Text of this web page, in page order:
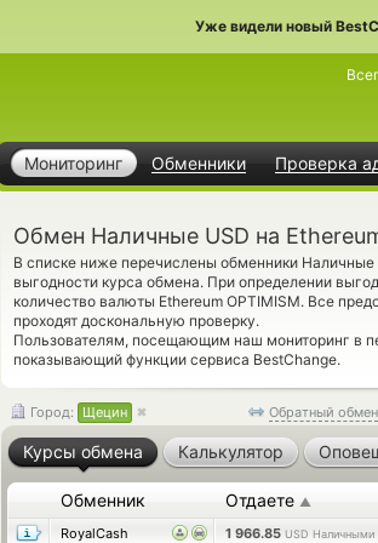
Уже видели новый
Мониторинг Обменники Проверка
Обмен Наличные USD на
В списке ниже перечислены обменники Наличные
выгодности курса обмена. При определении
количество валюты Ethereum OPTIMISM. Все
проходят доскональную проверку.
Пользователям, посещающим наш мониторинг в
показывающий функции сервиса BestChange.
Обратный обмен
Город: Щецин
Курсы обмена Калькулятор
Обменник Отдаете ▲
RoyalCash 1 966.85 USD Наличными